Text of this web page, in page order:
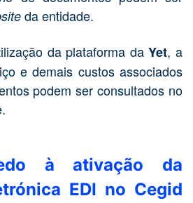
da entidade.
da plataforma daYet, a
e demais custos associados
podem ser consultados no
à ativação da
EDI no Cegid